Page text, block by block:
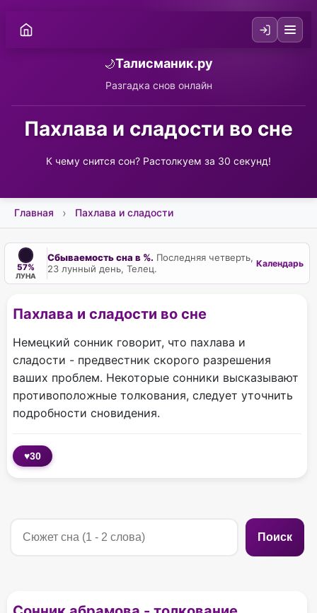
🌙Талисманик.ру
Разгадка снов онлайн
Пахлава и сладости во сне
К чему снится сон? Растолкуем за 30 секунд!
Главная Пахлава и сладости
57%
ЛУНА
Сбываемость сна в %. Последняя четверть,
23 лунный день, Телец.
Календарь
Пахлава и сладости во сне
Немецкий сонник говорит, что пахлава и
сладости - предвестник скорого разрешения
ваших проблем. Некоторые сонники высказывают
противоположные толкования, следует уточнить
подробности сновидения.
♥30
Поиск